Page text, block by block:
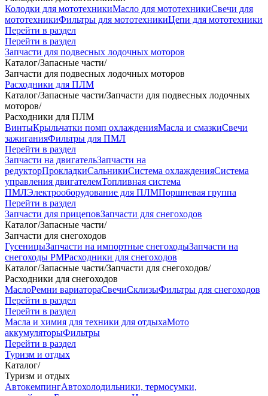
Колодки для мототехникиМасло для мототехникиСвечи для
мототехникиФильтры для мототехникиЦепи для мототехники
Перейти в раздел
Перейти в раздел
Запчасти для подвесных лодочных моторов
Каталог/Запасные части/
Запчасти для подвесных лодочных моторов
Расходники для ПЛМ
Каталог/Запасные части/Запчасти для подвесных лодочных
моторов/
Расходники для ПЛМ
ВинтыКрыльчатки помп охлажденияМасла и смазкиСвечи
зажиганияФильтры для ПМЛ
Перейти в раздел
Запчасти на двигательЗапчасти на
редукторПрокладкиСальникиСистема охлажденияСистема
управления двигателемТопливная система
ПМЛЭлектрооборудование для ПЛМПоршневая группа
Перейти в раздел
Запчасти для прицеповЗапчасти для снегоходов
Каталог/Запасные части/
Запчасти для снегоходов
ГусеницыЗапчасти на импортные снегоходыЗапчасти на
снегоходы РМРасходники для снегоходов
Каталог/Запасные части/Запчасти для снегоходов/
Расходники для снегоходов
МаслоРемни вариатораСвечиСклизыФильтры для снегоходов
Перейти в раздел
Перейти в раздел
Масла и химия для техники для отдыхаМото
аккумуляторыФильтры
Перейти в раздел
Туризм и отдых
Каталог/
Туризм и отдых
АвтокемпингАвтохолодильники, термосумки,